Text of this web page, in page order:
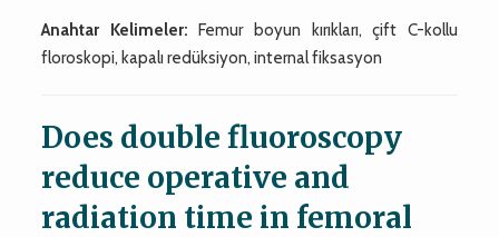
Anahtar Kelimeler: Femur boyun kırıkları, çift C-kollu
floroskopi, kapalı redüksiyon, internal fiksasyon
Does double fluoroscopy
reduce operative and
radiation time in femoral